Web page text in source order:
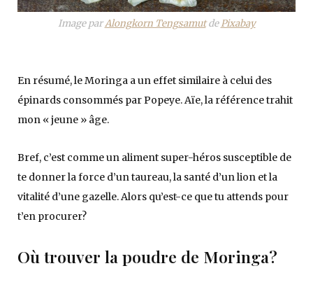
Image parAlongkorn TengsamutdePixabay
En résumé, le Moringa a un effet similaire à celui des
épinards consommés par Popeye. Aïe, la référence trahit
mon « jeune » âge.
Bref, c’est comme un aliment super-héros susceptible de
te donner la force d’un taureau, la santé d’un lion et la
vitalité d’une gazelle. Alors qu’est-ce que tu attends pour
t’en procurer?
Où trouver la poudre de Moringa?